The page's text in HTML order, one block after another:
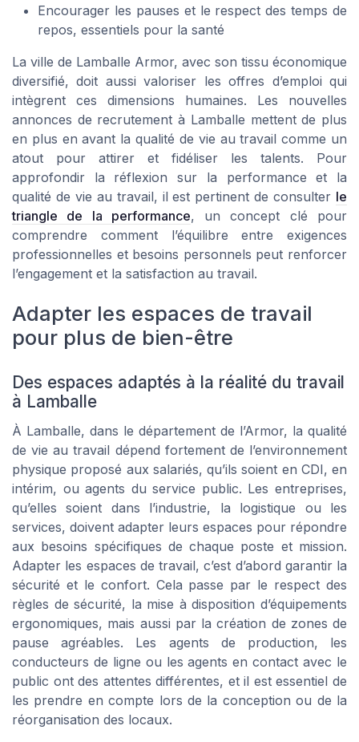
Encourager les pauses et le respect des temps de
repos, essentiels pour la santé
La ville de Lamballe Armor, avec son tissu économique
diversifié, doit aussi valoriser les offres d’emploi qui
intègrent ces dimensions humaines. Les nouvelles
annonces de recrutement à Lamballe mettent de plus
en plus en avant la qualité de vie au travail comme un
atout pour attirer et fidéliser les talents. Pour
approfondir la réflexion sur la performance et la
qualité de vie au travail, il est pertinent de consulter le
triangle de la performance, un concept clé pour
comprendre comment l’équilibre entre exigences
professionnelles et besoins personnels peut renforcer
l’engagement et la satisfaction au travail.
Adapter les espaces de travail
pour plus de bien-être
Des espaces adaptés à la réalité du travail
à Lamballe
À Lamballe, dans le département de l’Armor, la qualité
de vie au travail dépend fortement de l’environnement
physique proposé aux salariés, qu’ils soient en CDI, en
intérim, ou agents du service public. Les entreprises,
qu’elles soient dans l’industrie, la logistique ou les
services, doivent adapter leurs espaces pour répondre
aux besoins spécifiques de chaque poste et mission.
Adapter les espaces de travail, c’est d’abord garantir la
sécurité et le confort. Cela passe par le respect des
règles de sécurité, la mise à disposition d’équipements
ergonomiques, mais aussi par la création de zones de
pause agréables. Les agents de production, les
conducteurs de ligne ou les agents en contact avec le
public ont des attentes différentes, et il est essentiel de
les prendre en compte lors de la conception ou de la
réorganisation des locaux.